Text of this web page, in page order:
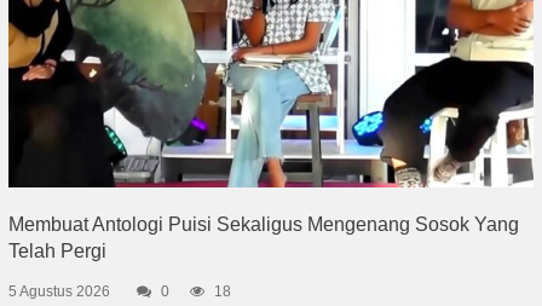
Membuat Antologi Puisi Sekaligus Mengenang Sosok Yang
Telah Pergi
5 Agustus 2026 0 18